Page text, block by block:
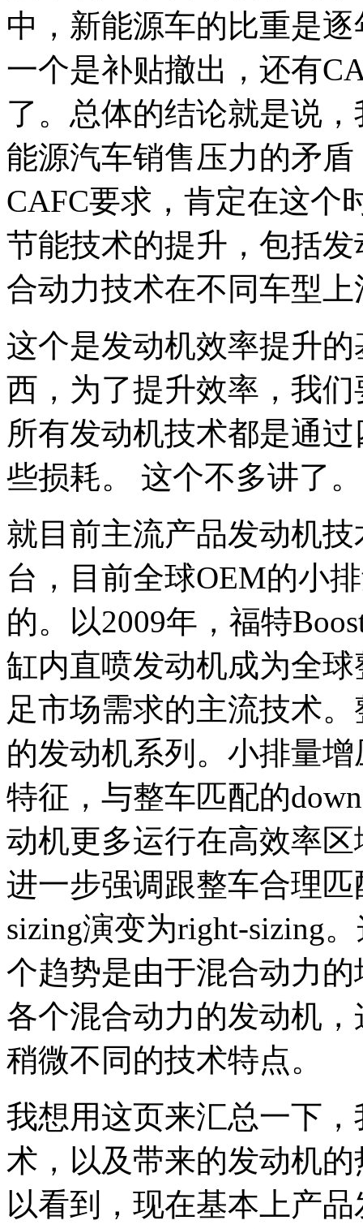
中，新能源车的比重是
一个是补贴撤出，还有
了。总体的结论就是说
能源汽车销售压力的矛
CAFC要求，肯定在这个
节能技术的提升，包括
合动力技术在不同车型
这个是发动机效率提升
西，为了提升效率，我
所有发动机技术都是通
些损耗。 这个不多讲了。
就目前主流产品发动机
台，目前全球OEM的小
的。以2009年，福特
缸内直喷发动机成为全
足市场需求的主流技术
的发动机系列。小排量
特征，与整车匹配的
动机更多运行在高效率
进一步强调跟整车合理
sizing演变为right-sizing
个趋势是由于混合动力
各个混合动力的发动机
稍微不同的技术特点。
我想用这页来汇总一下
术，以及带来的发动机
以看到，现在基本上产